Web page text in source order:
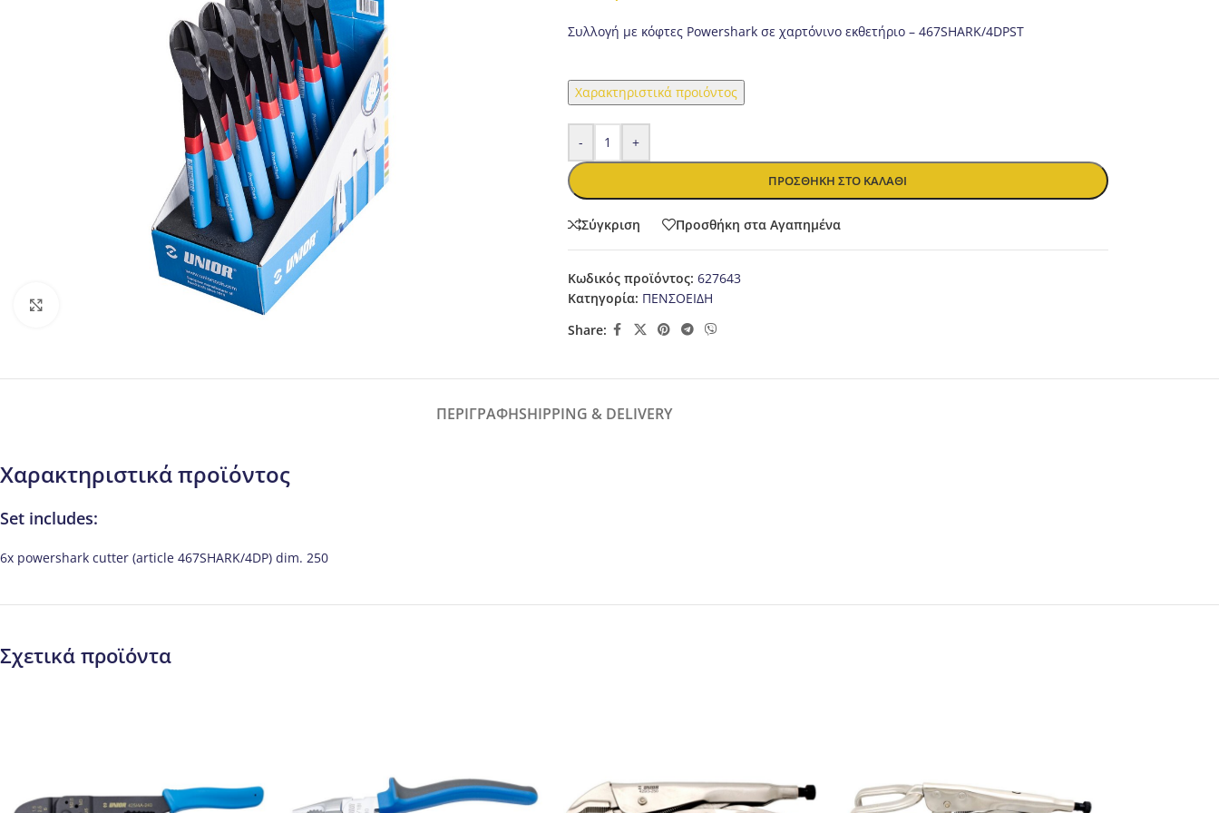
Συλλογή με κόφτες Powershark σε χαρτόνινο εκθετήριο – 467SHARK/4DPST
Χαρακτηριστικά προιόντος
- +
ΠΡΟΣΘΉΚΗ ΣΤΟ ΚΑΛΆΘΙ
Σύγκριση Προσθήκη στα Αγαπημένα
Κωδικός προϊόντος: 627643
Κατηγορία: ΠΕΝΣΟΕΙΔΗ
Share:
ΠΕΡΙΓΡΑΦΉSHIPPING & DELIVERY
Χαρακτηριστικά προϊόντος
Set includes:
6x powershark cutter (article 467SHARK/4DP) dim. 250
Σχετικά προϊόντα